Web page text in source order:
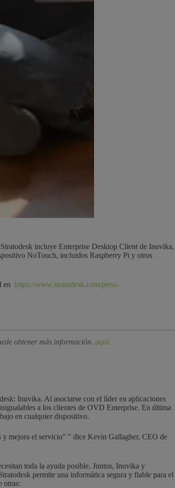
incluye Enterprise Desktop Client de Inuvika,
NoTouch, incluidos Raspberry Pi y otros
en https://www.stratodesk.com/press-
obtener más información. aquí.
Inuvika. Al asociarse con el líder en aplicaciones
a los clientes de OVD Enterprise. En última
en cualquier dispositivo.
y mejora el servicio" " dice Kevin Gallagher, CEO de
toda la ayuda posible. Juntos, Inuvika y
permite una informática segura y fiable para el
otras: